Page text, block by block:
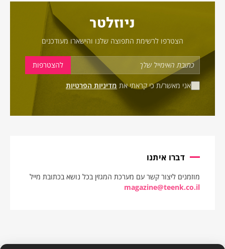
ניוזלטר
הצטרפו לרשימת התפוצה שלנו והישארו מעודכנים
אני מאשר/ת כי קראתי את מדיניות הפרטיות
דברו איתנו
מוזמנים ליצור קשר עם מערכת המגזין בכל נושא בכתובת מייל
magazine@teenk.co.il